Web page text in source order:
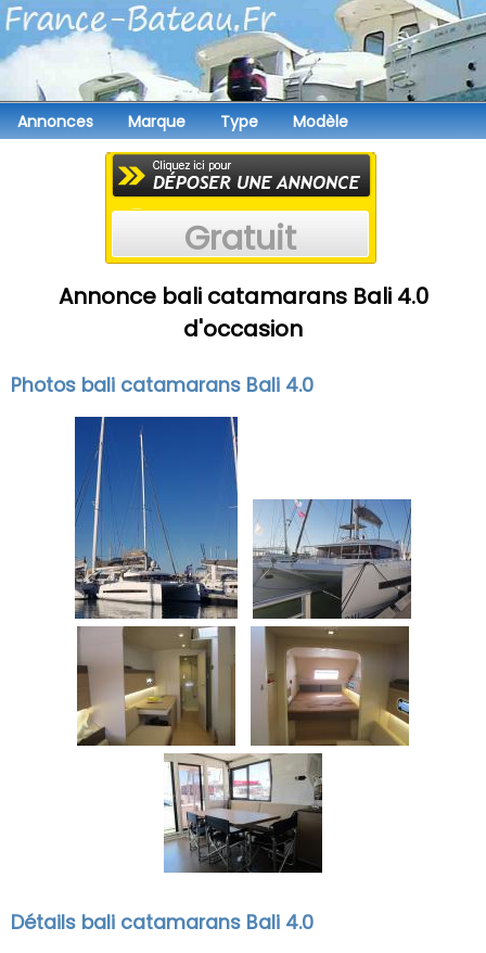
Annonces Marque Type Modèle
Gratuit
Annonce bali catamarans Bali 4.0
d'occasion
Photos bali catamarans Bali 4.0
Détails bali catamarans Bali 4.0